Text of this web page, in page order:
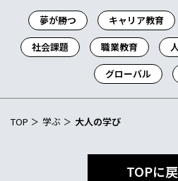
夢が勝つ キャリア教育
社会課題
職業教育
グローバル
TOP 学ぶ 大人の学び
TOPに